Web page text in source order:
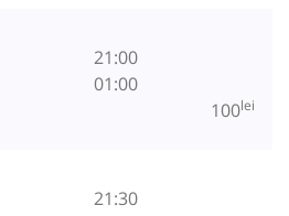
21:00
01:00
100lei
21:30